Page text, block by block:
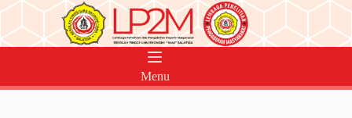
Skip
content
Menu